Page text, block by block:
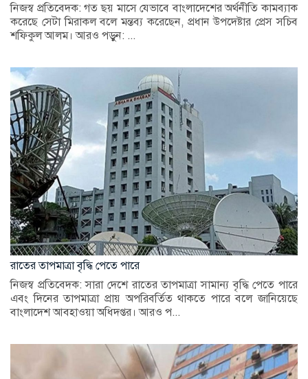
নিজস্ব প্রতিবেদক: গত ছয় মাসে যেভাবে বাংলাদেশের অর্থনীতি কামব্যাক
করেছে সেটা মিরাকল বলে মন্তব্য করেছেন, প্রধান উপদেষ্টার প্রেস সচিব
শফিকুল আলম। আরও পড়ুন: ...
রাতের তাপমাত্রা বৃদ্ধি পেতে পারে
নিজস্ব প্রতিবেদক: সারা দেশে রাতের তাপমাত্রা সামান্য বৃদ্ধি পেতে পারে
এবং দিনের তাপমাত্রা প্রায় অপরিবর্তিত থাকতে পারে বলে জানিয়েছে
বাংলাদেশ আবহাওয়া অধিদপ্তর। আরও প...